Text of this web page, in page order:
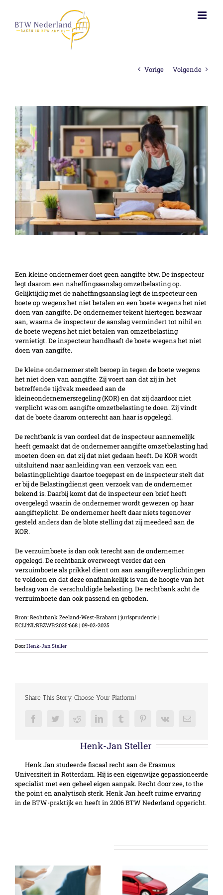
inhoud
Vorige Volgende
Een kleine ondernemer doet geen aangifte btw. De inspecteur
legt daarom een naheffingsaanslag omzetbelasting op.
Gelijktijdig met de naheffingsaanslag legt de inspecteur een
boete op wegens het niet betalen en een boete wegens het niet
doen van aangifte. De ondernemer tekent hiertegen bezwaar
aan, waarna de inspecteur de aanslag vermindert tot nihil en
de boete wegens het niet betalen van omzetbelasting
vernietigt. De inspecteur handhaaft de boete wegens het niet
doen van aangifte.
De kleine ondernemer stelt beroep in tegen de boete wegens
het niet doen van aangifte. Zij voert aan dat zij in het
betreffende tijdvak meedeed aan de
kleineondernemersregeling (KOR) en dat zij daardoor niet
verplicht was om aangifte omzetbelasting te doen. Zij vindt
dat de boete daarom onterecht aan haar is opgelegd.
De rechtbank is van oordeel dat de inspecteur aannemelijk
heeft gemaakt dat de ondernemer aangifte omzetbelasting had
moeten doen en dat zij dat niet gedaan heeft. De KOR wordt
uitsluitend naar aanleiding van een verzoek van een
belastingplichtige daartoe toegepast en de inspecteur stelt dat
er bij de Belastingdienst geen verzoek van de ondernemer
bekend is. Daarbij komt dat de inspecteur een brief heeft
overgelegd waarin de ondernemer wordt gewezen op haar
aangifteplicht. De ondernemer heeft daar niets tegenover
gesteld anders dan de blote stelling dat zij meedeed aan de
KOR.
De verzuimboete is dan ook terecht aan de ondernemer
opgelegd. De rechtbank overweegt verder dat een
verzuimboete als prikkel dient om aan aangifteverplichtingen
te voldoen en dat deze onafhankelijk is van de hoogte van het
bedrag van de verschuldigde belasting. De rechtbank acht de
verzuimboete dan ook passend en geboden.
Bron: Rechtbank Zeeland-West-Brabant | jurisprudentie |
ECLI:NL:RBZWB:2025:668 | 09-02-2025
DoorHenk-Jan Steller
Share This Story, Choose Your Platform!
FacebookTwitterRedditLinkedInTumblr PinterestVk
E-
Henk-Jan Steller
Henk Jan studeerde fiscaal recht aan de Erasmus
Universiteit in Rotterdam. Hij is een eigenwijze gepassioneerde
specialist met een geheel eigen aanpak. Recht door zee, to the
the point en analytisch sterk. Henk Jan heeft ruime ervaring
in de BTW-praktijk en heeft in 2006 BTW Nederland opgericht.